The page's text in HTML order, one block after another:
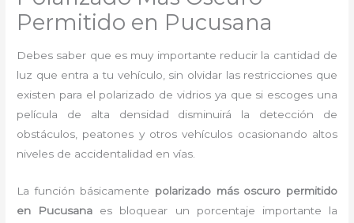
Permitido en Pucusana
Debes saber que es muy importante reducir la cantidad de
luz que entra a tu vehículo, sin olvidar las restricciones que
existen para el polarizado de vidrios ya que si escoges una
película de alta densidad disminuirá la detección de
obstáculos, peatones y otros vehículos ocasionando altos
niveles de accidentalidad en vías.
La función básicamente polarizado más oscuro permitido
en Pucusana es bloquear un porcentaje importante la